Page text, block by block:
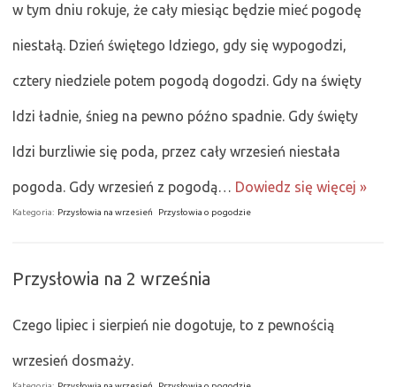
w tym dniu rokuje, że cały miesiąc będzie mieć pogodę
niestałą. Dzień świętego Idziego, gdy się wypogodzi,
cztery niedziele potem pogodą dogodzi. Gdy na święty
Idzi ładnie, śnieg na pewno późno spadnie. Gdy święty
Idzi burzliwie się poda, przez cały wrzesień niestała
pogoda. Gdy wrzesień z pogodą… Dowiedz się więcej »
Kategoria: Przysłowia na wrzesień Przysłowia o pogodzie
Przysłowia na 2 września
Czego lipiec i sierpień nie dogotuje, to z pewnością
wrzesień dosmaży.